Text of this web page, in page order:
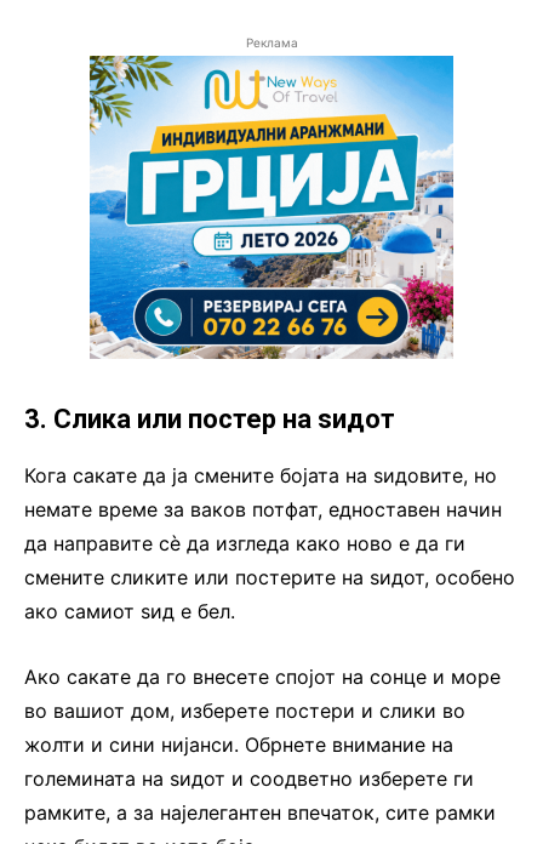
Реклама
3. Слика или постер на ѕидот
Кога сакате да ја смените бојата на ѕидовите, но
немате време за ваков потфат, едноставен начин
да направите сè да изгледа како ново е да ги
смените сликите или постерите на ѕидот, особено
ако самиот ѕид е бел.
Ако сакате да го внесете спојот на сонце и море
во вашиот дом, изберете постери и слики во
жолти и сини нијанси. Обрнете внимание на
големината на ѕидот и соодветно изберете ги
рамките, а за најелегантен впечаток, сите рамки